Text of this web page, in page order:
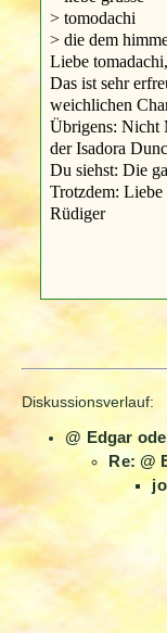
> tomodachi
> die dem
Liebe tomadachi,
Das ist sehr
weichlichen
Übrigens: Nicht
der Isadora
Du siehst: Die
Trotzdem: Liebe
Rüdiger
Diskussionsverlauf:
@ Edgar
Re: @